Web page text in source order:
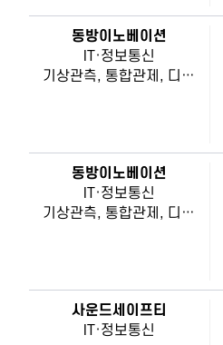
동방이노베이션
IT·정보통신
기상관측, 통합관제, 디지털농업, 기타 정보통신 통합관리시스템, 전기.전자하드웨어, 프로그램 소프트웨어
동방이노베이션
IT·정보통신
기상관측, 통합관제, 디지털농업, 기타 정보통신 통합관리시스템, 전기.전자하드웨어, 프로그램 소프트웨어
사운드세이프티
IT·정보통신